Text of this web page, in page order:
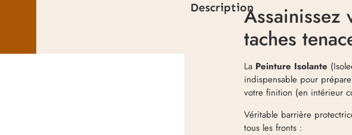
DescriptionAssainissez
taches
La Peinture Isolante
indispensable pour
votre finition (en intérieur
Véritable barrière
tous les fronts :